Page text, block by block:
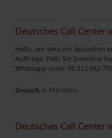
Deutsches Call
Hallo, wir sind ein deutsches
Aufträge. Falls Sie Interesse
Whatsapp unter 00 212 663
Gesuch in Marokko
Deutsches Call Center